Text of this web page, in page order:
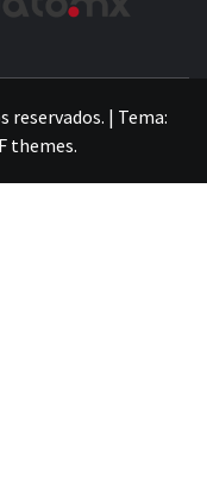
reservados. | Tema:
themes.